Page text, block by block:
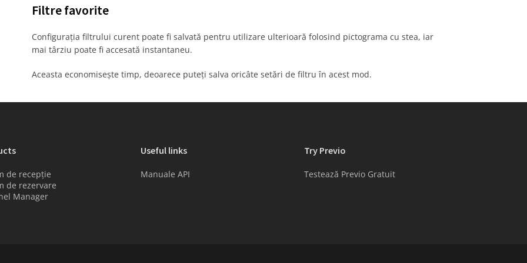
Filtre favorite
Configurația filtrului curent poate fi salvată pentru utilizare ulterioară folosind pictograma cu stea, iar
mai târziu poate fi accesată instantaneu.
Aceasta economisește timp, deoarece puteți salva oricâte setări de filtru în acest mod.
de recepție
de rezervare
Manager
Useful links
Manuale API
Try Previo
Testează Previo Gratuit